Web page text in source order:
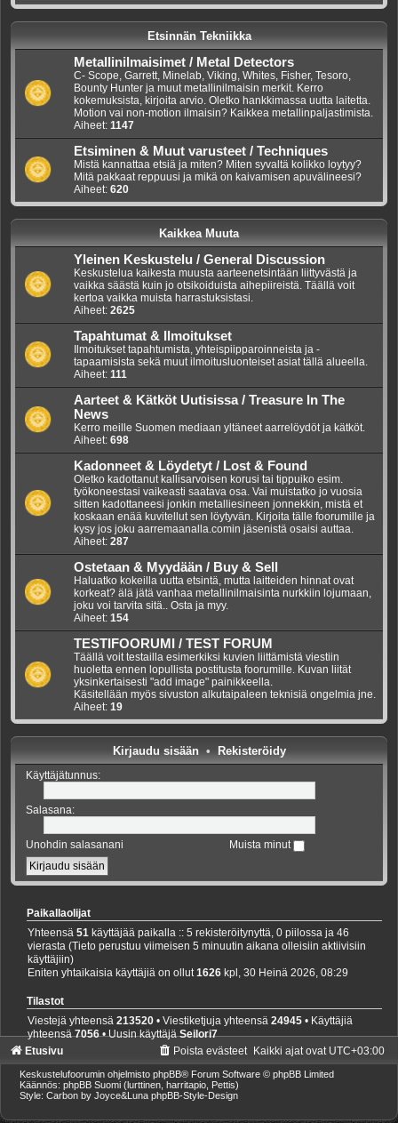
Etsinnän Tekniikka
Metallinilmaisimet / Metal Detectors
C- Scope, Garrett, Minelab, Viking, Whites, Fisher, Tesoro,
Bounty Hunter ja muut metallinilmaisin merkit. Kerro
kokemuksista, kirjoita arvio. Oletko hankkimassa uutta laitetta.
Motion vai non-motion ilmaisin? Kaikkea metallinpaljastimista.
Aiheet: 1147
Etsiminen & Muut varusteet / Techniques
Mistä kannattaa etsiä ja miten? Miten syvaltä kolikko loytyy?
Mitä pakkaat reppuusi ja mikä on kaivamisen apuvälineesi?
Aiheet: 620
Kaikkea Muuta
Yleinen Keskustelu / General Discussion
Keskustelua kaikesta muusta aarteenetsintään liittyvästä ja
vaikka säästä kuin jo otsikoiduista aihepiireistä. Täällä voit
kertoa vaikka muista harrastuksistasi.
Aiheet: 2625
Tapahtumat & Ilmoitukset
Ilmoitukset tapahtumista, yhteispiipparoinneista ja -
tapaamisista sekä muut ilmoitusluonteiset asiat tällä alueella.
Aiheet: 111
Aarteet & Kätköt Uutisissa / Treasure In The
News
Kerro meille Suomen mediaan yltäneet aarrelöydöt ja kätköt.
Aiheet: 698
Kadonneet & Löydetyt / Lost & Found
Oletko kadottanut kallisarvoisen korusi tai tippuiko esim.
työkoneestasi vaikeasti saatava osa. Vai muistatko jo vuosia
sitten kadottaneesi jonkin metalliesineen jonnekkin, mistä et
koskaan enää kuvitellut sen löytyvän. Kirjoita tälle foorumille ja
kysy jos joku aarremaanalla.comin jäsenistä osaisi auttaa.
Aiheet: 287
Ostetaan & Myydään / Buy & Sell
Haluatko kokeilla uutta etsintä, mutta laitteiden hinnat ovat
korkeat? älä jätä vanhaa metallinilmaisinta nurkkiin lojumaan,
joku voi tarvita sitä.. Osta ja myy.
Aiheet: 154
TESTIFOORUMI / TEST FORUM
Täällä voit testailla esimerkiksi kuvien liittämistä viestiin
huoletta ennen lopullista postitusta foorumille. Kuvan liität
yksinkertaisesti "add image" painikkeella.
Käsitellään myös sivuston alkutaipaleen teknisiä ongelmia jne.
Aiheet: 19
Kirjaudu sisään• Rekisteröidy
Käyttäjätunnus:
Salasana:
Unohdin salasanani Muista minut
Paikallaolijat
Yhteensä51 käyttäjää paikalla :: 5 rekisteröitynyttä, 0 piilossa ja 46
vierasta (Tieto perustuu viimeisen 5 minuutin aikana olleisiin aktiivisiin
käyttäjiin)
Eniten yhtaikaisia käyttäjiä on ollut1626 kpl, 30 Heinä 2026, 08:29
Tilastot
Viestejä yhteensä213520 • Viestiketjuja yhteensä24945 • Käyttäjiä
yhteensä7056• Uusin käyttäjäSeilori7
Etusivu
Kaikki ajat ovat UTC+03:00
Poista evästeet
Keskustelufoorumin ohjelmisto phpBB® Forum Software © phpBB Limited
Käännös: phpBB Suomi (lurttinen, harritapio, Pettis)
Style: Carbon by Joyce&Luna phpBB-Style-Design